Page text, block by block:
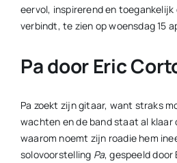
eervol, inspirerend en
verbindt, te zien op woensdag 15
Pa door Eric
Pa zoekt zijn gitaar, want straks
wachten en de band staat al klaar
waarom noemt zijn roadie hem
solovoorstelling Pa, gespeeld door